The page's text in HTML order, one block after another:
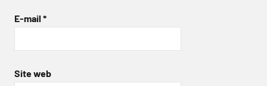
E-mail *
Site web